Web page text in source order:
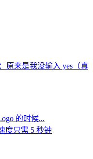
原来是我没输入 yes（真
的时候...
度只需 5 秒钟